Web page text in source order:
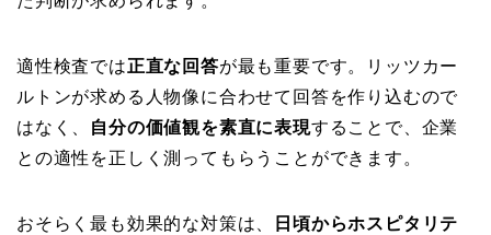
適性検査では正直な回答が最も重要です。リッツカー
ルトンが求める人物像に合わせて回答を作り込むので
はなく、
自分の価値観を素直に表現することで、企業
との適性を正しく測ってもらうことができます。
おそらく最も効果的な対策は、
日頃からホスピタリテ